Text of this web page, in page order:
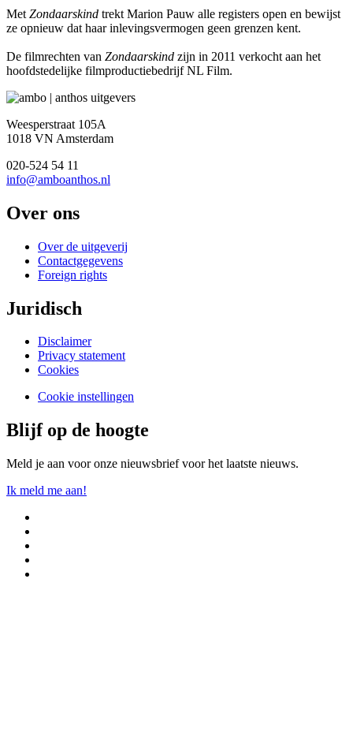
Met Zondaarskind trekt Marion Pauw alle registers open en bewijst
ze opnieuw dat haar inlevingsvermogen geen grenzen kent.
De filmrechten van Zondaarskind zijn in 2011 verkocht aan het
hoofdstedelijke filmproductiebedrijf NL Film.
Weesperstraat 105A
1018 VN Amsterdam
020-524 54 11
info@amboanthos.nl
Over ons
Over de uitgeverij
Contactgegevens
Foreign rights
Juridisch
Disclaimer
Privacy statement
Cookies
Cookie instellingen
Blijf op de hoogte
Meld je aan voor onze nieuwsbrief voor het laatste nieuws.
Ik meld me aan!